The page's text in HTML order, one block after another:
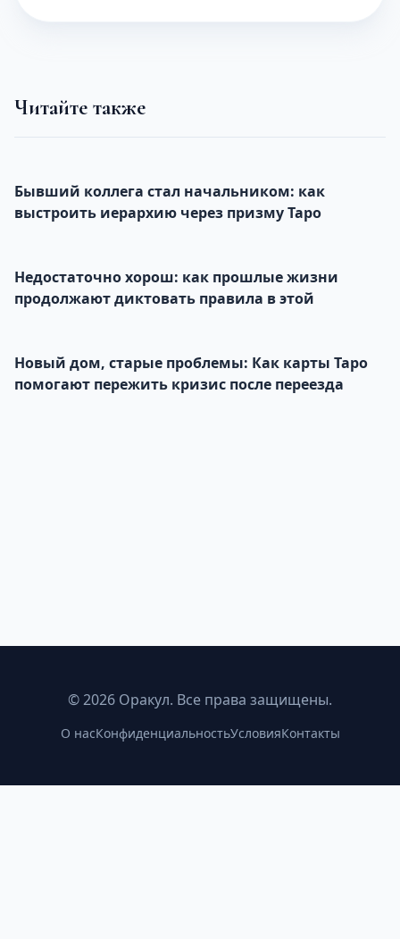
Читайте также
Бывший коллега стал начальником: как
выстроить иерархию через призму Таро
Недостаточно хорош: как прошлые жизни
продолжают диктовать правила в этой
Новый дом, старые проблемы: Как карты Таро
помогают пережить кризис после переезда
©2026 Оракул. Все права защищены.
О насКонфиденциальностьУсловияКонтакты